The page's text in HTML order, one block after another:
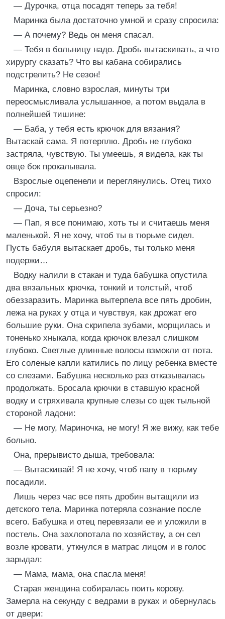
— Дурочка, отца посадят теперь за тебя!
Маринка была достаточно умной и сразу спросила:
— А почему? Ведь он меня спасал.
— Тебя в больницу надо. Дробь вытаскивать, а что
хирургу сказать? Что вы кабана собирались
подстрелить? Не сезон!
Маринка, словно взрослая, минуты три
переосмысливала услышанное, а потом выдала в
полнейшей тишине:
— Баба, у тебя есть крючок для вязания?
Вытаскай сама. Я потерплю. Дробь не глубоко
застряла, чувствую. Ты умеешь, я видела, как ты
овце бок прокалывала.
Взрослые оцепенели и переглянулись. Отец тихо
спросил:
— Доча, ты серьезно?
— Пап, я все понимаю, хоть ты и считаешь меня
маленькой. Я не хочу, чтоб ты в тюрьме сидел.
Пусть бабуля вытаскает дробь, ты только меня
подержи…
Водку налили в стакан и туда бабушка опустила
два вязальных крючка, тонкий и толстый, чтоб
обеззаразить. Маринка вытерпела все пять дробин,
лежа на руках у отца и чувствуя, как дрожат его
большие руки. Она скрипела зубами, морщилась и
тоненько хныкала, когда крючок влезал слишком
глубоко. Светлые длинные волосы взмокли от пота.
Его соленые капли катились по лицу ребенка вместе
со слезами. Бабушка несколько раз отказывалась
продолжать. Бросала крючки в ставшую красной
водку и стряхивала крупные слезы со щек тыльной
стороной ладони:
— Не могу, Мариночка, не могу! Я же вижу, как тебе
больно.
Она, прерывисто дыша, требовала:
— Вытаскивай! Я не хочу, чтоб папу в тюрьму
посадили.
Лишь через час все пять дробин вытащили из
детского тела. Маринка потеряла сознание после
всего. Бабушка и отец перевязали ее и уложили в
постель. Она захлопотала по хозяйству, а он сел
возле кровати, уткнулся в матрас лицом и в голос
зарыдал:
— Мама, мама, она спасла меня!
Старая женщина собиралась поить корову.
Замерла на секунду с ведрами в руках и обернулась
от двери: